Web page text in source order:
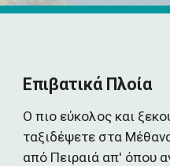
Επιβατικά Πλοία
Ο πιο εύκολος και
ταξιδέψετε στα
από Πειραιά απ' όπου